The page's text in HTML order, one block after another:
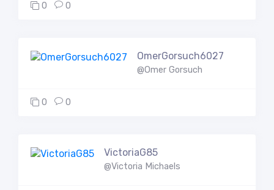
0 0
OmerGorsuch6027
@Omer Gorsuch
0 0
VictoriaG85
@Victoria Michaels